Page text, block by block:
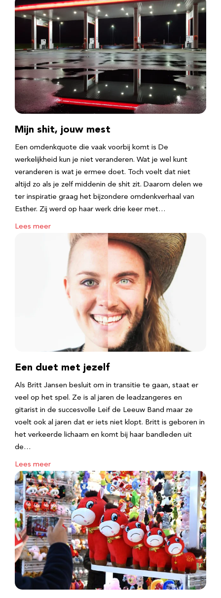
Mijn shit, jouw mest
Een omdenkquote die vaak voorbij komt is De
werkelijkheid kun je niet veranderen. Wat je wel kunt
veranderen is wat je ermee doet. Toch voelt dat niet
altijd zo als je zelf middenin de shit zit. Daarom delen we
ter inspiratie graag het bijzondere omdenkverhaal van
Esther. Zij werd op haar werk drie keer met…
Lees meer
Een duet met jezelf
Als Britt Jansen besluit om in transitie te gaan, staat er
veel op het spel. Ze is al jaren de leadzangeres en
gitarist in de succesvolle Leif de Leeuw Band maar ze
voelt ook al jaren dat er iets niet klopt. Britt is geboren in
het verkeerde lichaam en komt bij haar bandleden uit
de…
Lees meer